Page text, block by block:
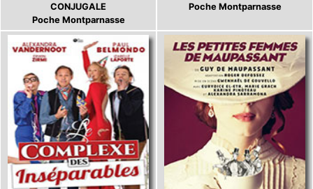
CONJUGALE
Poche Montparnasse
Poche Montparnasse